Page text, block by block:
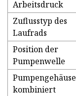
Arbeitsdruck
Zuflusstyp des
Laufrads
Position der
Pumpenwelle
Pumpengehäuse
kombiniert